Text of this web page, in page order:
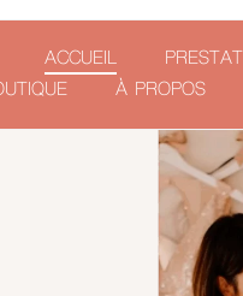
ACCUEIL
À PROPOS